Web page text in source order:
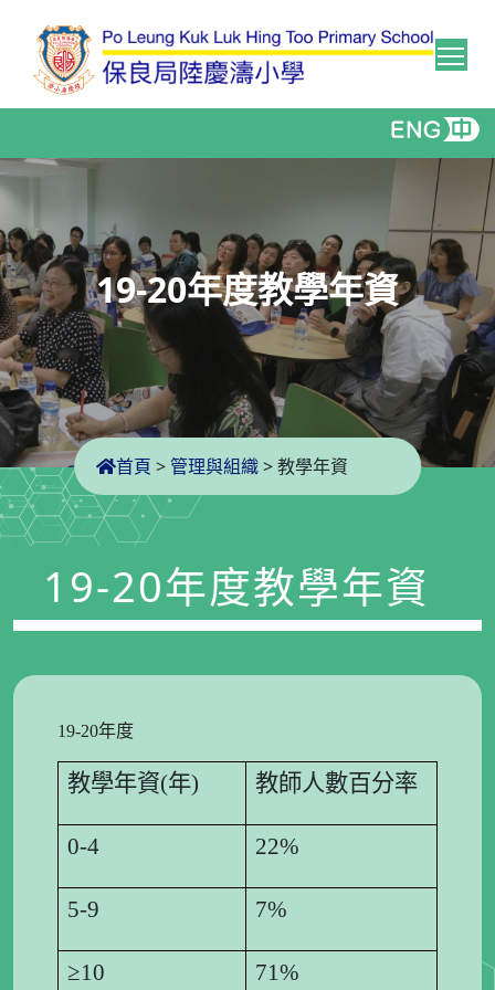
19-20年度教學年資
首頁 > 管理與組織>教學年資
19-20年度教學年資
19-20年度
教學年資(年) 教師人數百分率
0-4 22%
5-9 7%
≥10 71%